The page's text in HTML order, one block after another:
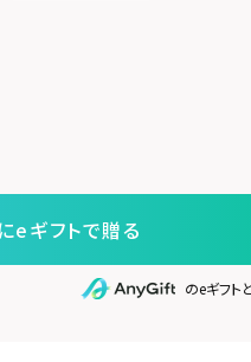
eギフトで贈る
のeギフト